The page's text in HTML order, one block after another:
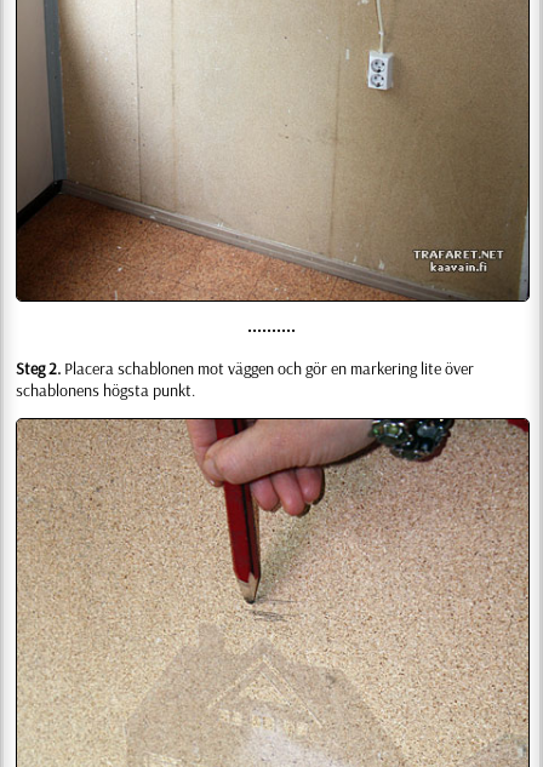
••••••••••
Steg 2. Placera schablonen mot väggen och gör en markering lite över
schablonens högsta punkt.